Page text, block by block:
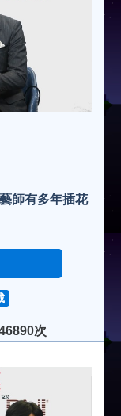
師有多年插花
次